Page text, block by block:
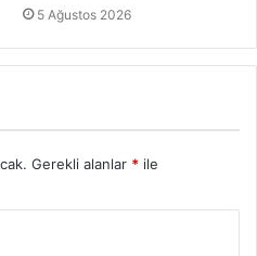
5 Ağustos 2026
Gerekli alanlar * ile